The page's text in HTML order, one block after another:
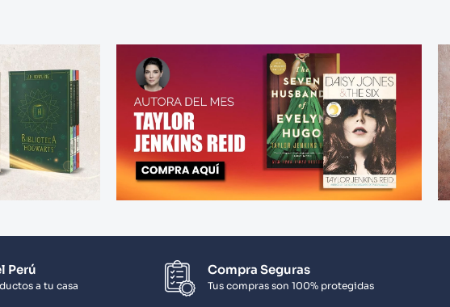
Perú
a tu casa
Compra Seguras
Tus compras son 100% protegidas